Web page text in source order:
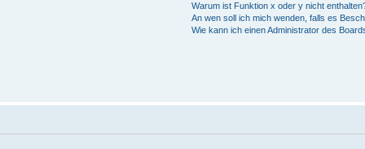
Warum ist Funktion x oder y nicht
An wen soll ich mich wenden, falls es
Wie kann ich einen Administrator des